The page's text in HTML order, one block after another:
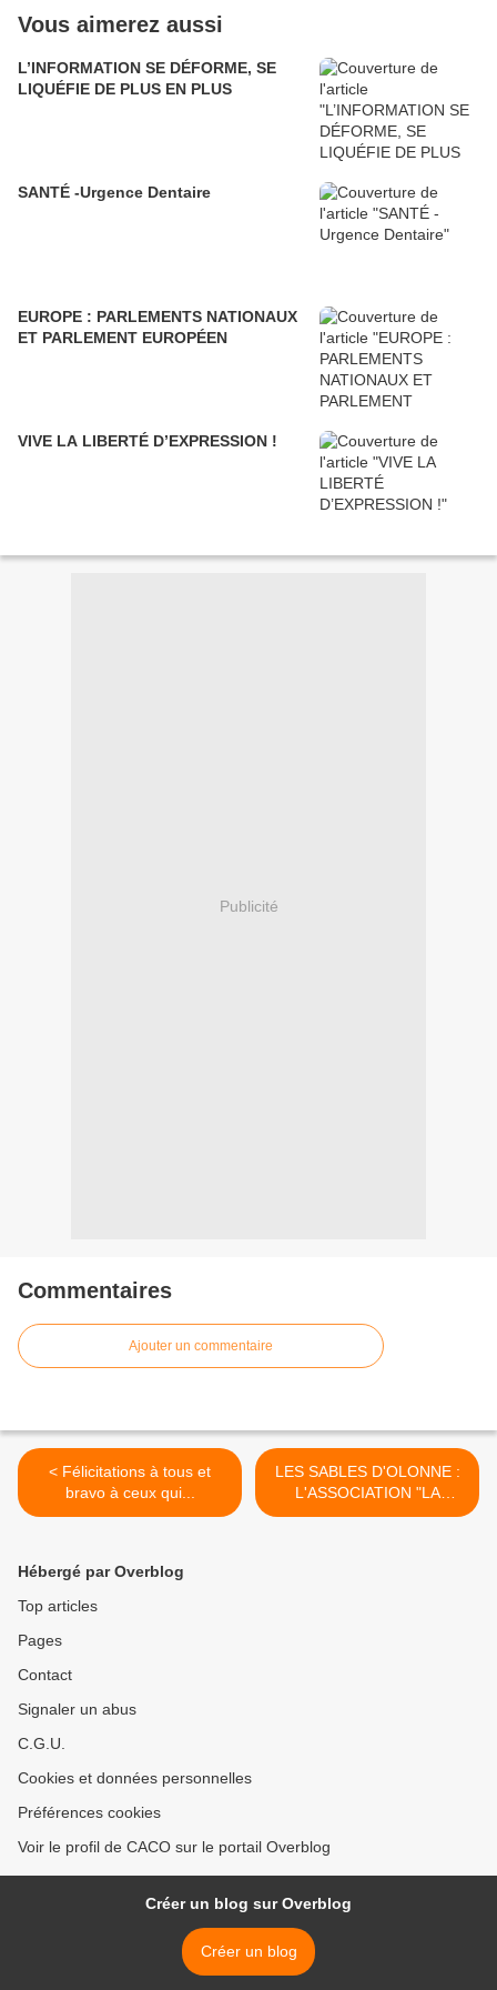
Vous aimerez aussi
L’INFORMATION SE DÉFORME, SE
LIQUÉFIE DE PLUS EN PLUS
SANTÉ -Urgence Dentaire
EUROPE : PARLEMENTS NATIONAUX
ET PARLEMENT EUROPÉEN
VIVE LA LIBERTÉ D’EXPRESSION !
Publicité
Commentaires
Ajouter un commentaire
< Félicitations à tous et
bravo à ceux qui...
LES SABLES D'OLONNE :
L'ASSOCIATION "LA
PIRONNIÈRE EN LIBERTÉ"
Hébergé par Overblog
Top articles
Pages
Contact
Signaler un abus
C.G.U.
Cookies et données personnelles
Préférences cookies
Voir le profil de CACO sur le portail Overblog
Créer un blog sur Overblog
Créer un blog